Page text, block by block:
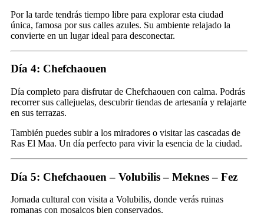
Por la tarde tendrás tiempo libre para explorar esta ciudad
única, famosa por sus calles azules. Su ambiente relajado la
convierte en un lugar ideal para desconectar.
Día 4: Chefchaouen
Día completo para disfrutar de Chefchaouen con calma. Podrás
recorrer sus callejuelas, descubrir tiendas de artesanía y relajarte
en sus terrazas.
También puedes subir a los miradores o visitar las cascadas de
Ras El Maa. Un día perfecto para vivir la esencia de la ciudad.
Día 5: Chefchaouen – Volubilis – Meknes – Fez
Jornada cultural con visita a Volubilis, donde verás ruinas
romanas con mosaicos bien conservados.